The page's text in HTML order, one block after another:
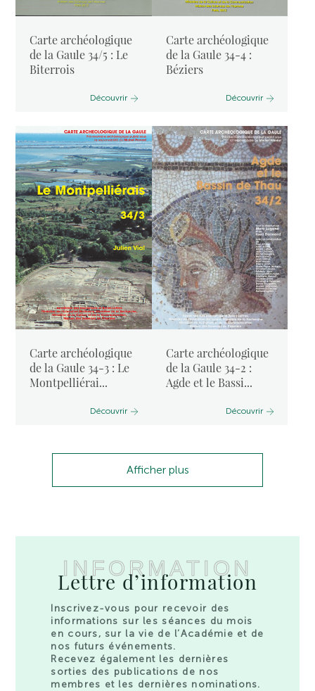
Carte archéologique
de la Gaule 34/5 : Le
Biterrois
Découvrir
Carte archéologique
de la Gaule 34-4 :
Béziers
Découvrir
Carte archéologique
de la Gaule 34-3 : Le
Montpelliérai...
Découvrir
Carte archéologique
de la Gaule 34-2 :
Agde et le Bassi...
Découvrir
Afficher plus
INFORMATION
Lettre d’information
Inscrivez-vous pour recevoir des
informations sur les séances du mois
en cours, sur la vie de l’Académie et de
nos futurs événements.
Recevez également les dernières
sorties des publications de nos
membres et les dernières nominations.